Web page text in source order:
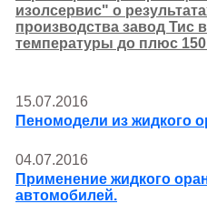
изолсервис" о
производства завод
температуры до плюс
15.07.2016
Пеномодели из жидкого
04.07.2016
Применение жидкого
автомобилей.